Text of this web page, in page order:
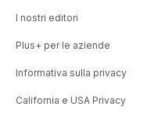
I nostri editori
Plus+ per le aziende
Informativa sulla privacy
California e USA Privacy